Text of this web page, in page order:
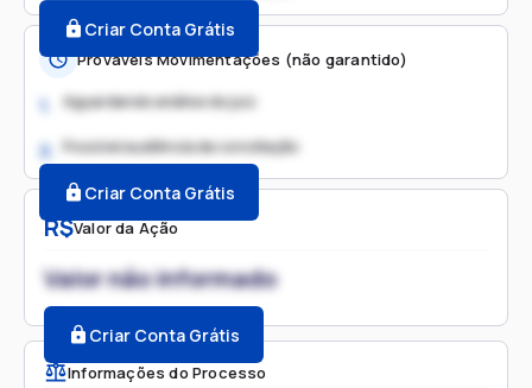
R$Valor da Ação
Valor não informado
Criar Conta Grátis
Informações do Processo
Criar Conta Grátis
Prováveis Movimentações (não garantido)
1. Aguardando análise do juiz
2. Possível audiência de conciliação
Criar Conta Grátis